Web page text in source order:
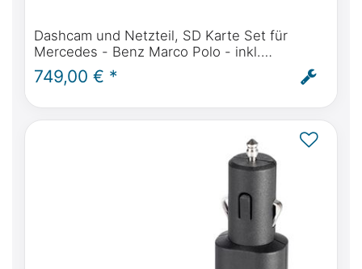
Dashcam und Netzteil, SD Karte Set für
Mercedes - Benz Marco Polo - inkl.
Einbauservice
749,00 € *